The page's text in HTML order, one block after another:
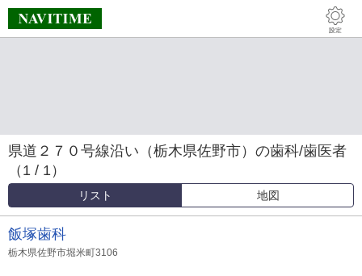
県道２７０号線沿い（栃木県佐野市）の歯科/歯医者
（1 / 1）
リスト 地図
飯塚歯科
栃木県佐野市堀米町3106